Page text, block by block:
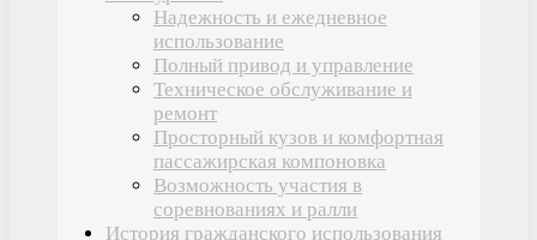
Надежность и ежедневное
использование
Полный привод и управление
Техническое обслуживание и
ремонт
Просторный кузов и комфортная
пассажирская компоновка
Возможность участия в
соревнованиях и ралли
История гражданского использования